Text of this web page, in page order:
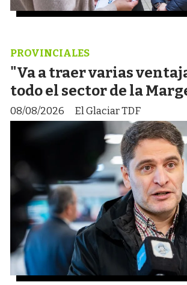
"Va a traer varias
todo el sector de la
El Glaciar TDF
PROVINCIALES
08/08/2026